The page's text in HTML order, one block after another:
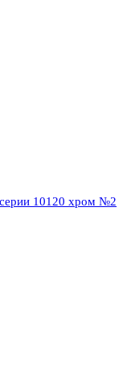
серии 10120 хром №2